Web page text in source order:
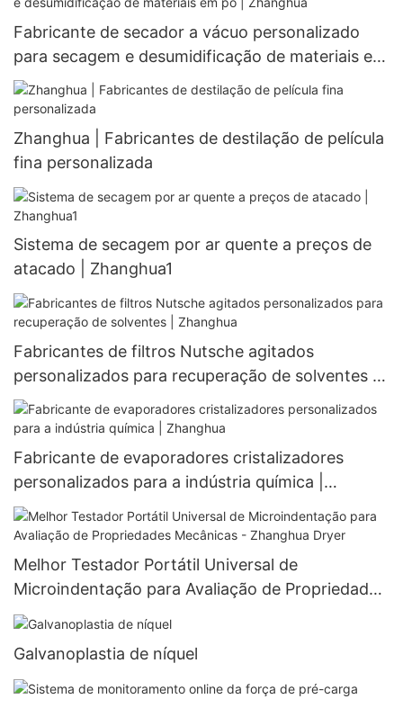
Fabricante de secador a vácuo personalizado
para secagem e desumidificação de materiais em
pó | Zhanghua
Zhanghua | Fabricantes de destilação de película
fina personalizada
Sistema de secagem por ar quente a preços de
atacado | Zhanghua1
Fabricantes de filtros Nutsche agitados
personalizados para recuperação de solventes |
Zhanghua
Fabricante de evaporadores cristalizadores
personalizados para a indústria química |
Zhanghua
Melhor Testador Portátil Universal de
Microindentação para Avaliação de Propriedades
Mecânicas - Zhanghua Dryer
Galvanoplastia de níquel